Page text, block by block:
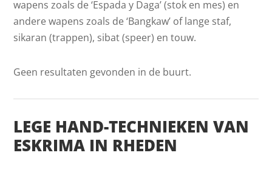
wapens zoals de ‘Espada y Daga’ (stok en mes) en
andere wapens zoals de ‘Bangkaw’ of lange staf,
sikaran (trappen), sibat (speer) en touw.
Geen resultaten gevonden in de buurt.
LEGE HAND-TECHNIEKEN VAN
ESKRIMA IN RHEDEN